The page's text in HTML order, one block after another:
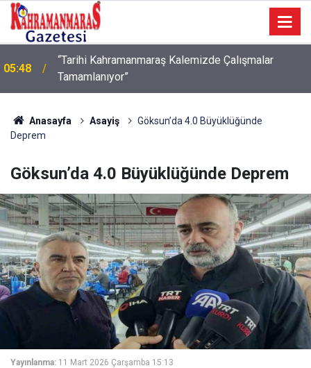
05:48
“Tarihi Kahramanmaraş Kalemizde Çalışmalar
Tamamlanıyor”
05:42 TDV Gönüllüsü mobil uygulama
Anasayfa Asayiş
Göksun’da 4.0 Büyüklüğünde
Deprem
Göksun’da 4.0 Büyüklüğünde Deprem
Yayınlanma: 11 Mart 2026 Çarşamba 15:13